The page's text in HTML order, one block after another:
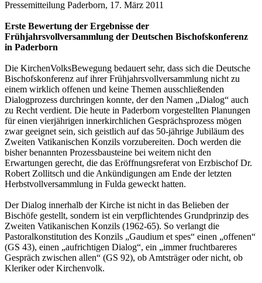
Pressemitteilung Paderborn, 17. März 2011
Erste Bewertung der Ergebnisse der
Frühjahrsvollversammlung der Deutschen Bischofskonferenz
in Paderborn
Die KirchenVolksBewegung bedauert sehr, dass sich die Deutsche
Bischofskonferenz auf ihrer Frühjahrsvollversammlung nicht zu
einem wirklich offenen und keine Themen ausschließenden
Dialogprozess durchringen konnte, der den Namen „Dialog“ auch
zu Recht verdient. Die heute in Paderborn vorgestellten Planungen
für einen vierjährigen innerkirchlichen Gesprächsprozess mögen
zwar geeignet sein, sich geistlich auf das 50-jährige Jubiläum des
Zweiten Vatikanischen Konzils vorzubereiten. Doch werden die
bisher benannten Prozessbausteine bei weitem nicht den
Erwartungen gerecht, die das Eröffnungsreferat von Erzbischof Dr.
Robert Zollitsch und die Ankündigungen am Ende der letzten
Herbstvollversammlung in Fulda geweckt hatten.
Der Dialog innerhalb der Kirche ist nicht in das Belieben der
Bischöfe gestellt, sondern ist ein verpflichtendes Grundprinzip des
Zweiten Vatikanischen Konzils (1962-65). So verlangt die
Pastoralkonstitution des Konzils „Gaudium et spes“ einen „offenen“
(GS 43), einen „aufrichtigen Dialog“, ein „immer fruchtbareres
Gespräch zwischen allen“ (GS 92), ob Amtsträger oder nicht, ob
Kleriker oder Kirchenvolk.